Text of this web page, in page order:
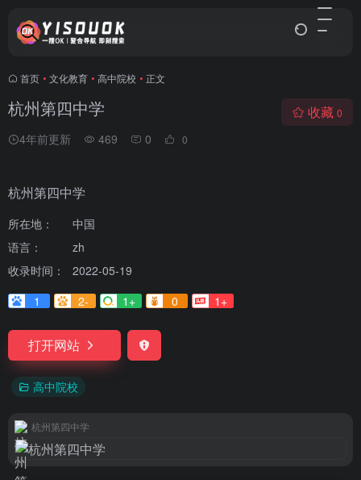
首页 • 文化教育 • 高中院校 • 正文
杭州第四中学
4年前更新 469 0 0
收藏 0
杭州第四中学
所在地：
中国
语言：
zh
收录时间：
2022-05-19
1
2- 1+ 0 1+
打开网站
高中院校
杭州第四中学